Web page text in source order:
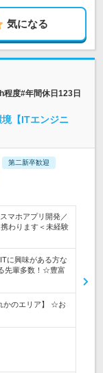
気になる
度#年間休日123日
【ITエンジニ
第二新卒歓迎
マホアプリ開発／
わります＜未経験
に興味がある方な
先輩多数！☆豊富
かのエリア】 ☆お